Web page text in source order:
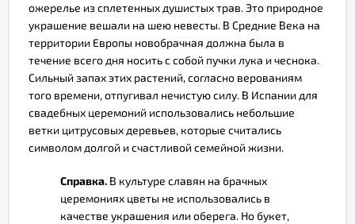
ожерелье из сплетенных душистых трав. Это природное
украшение вешали на шею невесты. В Средние Века на
территории Европы новобрачная должна была в
течение всего дня носить с собой пучки лука и чеснока.
Сильный запах этих растений, согласно верованиям
того времени, отпугивал нечистую силу. В Испании для
свадебных церемоний использовались небольшие
ветки цитрусовых деревьев, которые считались
символом долгой и счастливой семейной жизни.
Справка. В культуре славян на брачных
церемониях цветы не использовались в
качестве украшения или оберега. Но букет,